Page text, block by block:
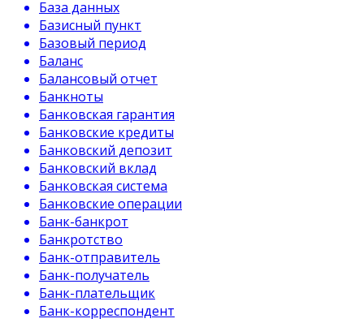
База данных
Базисный пункт
Базовый период
Баланс
Балансовый отчет
Банкноты
Банковская гарантия
Банковские кредиты
Банковский депозит
Банковский вклад
Банковская система
Банковские операции
Банк-банкрот
Банкротство
Банк-отправитель
Банк-получатель
Банк-плательщик
Банк-корреспондент